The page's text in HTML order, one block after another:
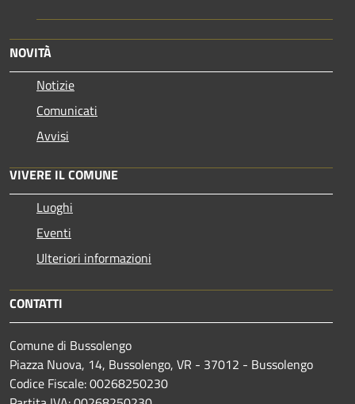
NOVITÀ
Notizie
Comunicati
Avvisi
VIVERE IL COMUNE
Luoghi
Eventi
Ulteriori informazioni
CONTATTI
Comune di Bussolengo
Piazza Nuova, 14, Bussolengo, VR - 37012 - Bussolengo
Codice Fiscale: 00268250230